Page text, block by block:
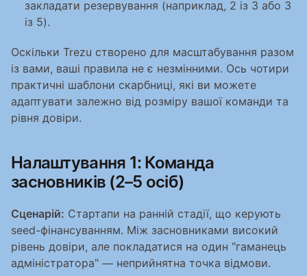
закладати резервування (наприклад, 2 із 3 або 3
із 5).
Оскільки Trezu створено для масштабування разом
із вами, ваші правила не є незмінними. Ось чотири
практичні шаблони скарбниці, які ви можете
адаптувати залежно від розміру вашої команди та
рівня довіри.
Налаштування 1: Команда
засновників (2–5 осіб)
Сценарій: Стартапи на ранній стадії, що керують
seed-фінансуванням. Між засновниками високий
рівень довіри, але покладатися на один "гаманець
адміністратора" — неприйнятна точка відмови.